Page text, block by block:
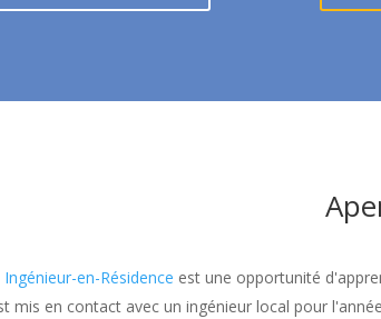
Ingénieur-en-Résidence est une opportunité
mis en contact avec un ingénieur local pour